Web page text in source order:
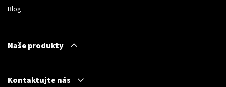
Blog
Naše produkty
Kontaktujte nás